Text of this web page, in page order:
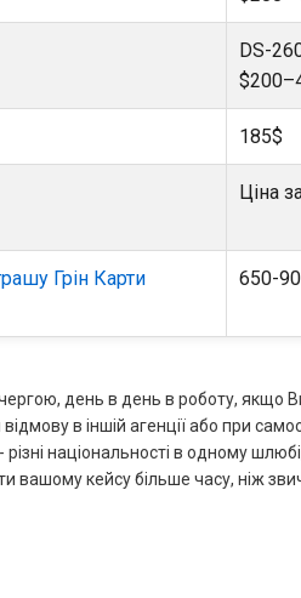
DS-
185$
Ціна
Грін Карти 650-
день в день в роботу, якщо
в іншій агенції або при
різні національності в одному
вашому кейсу більше часу, ніж